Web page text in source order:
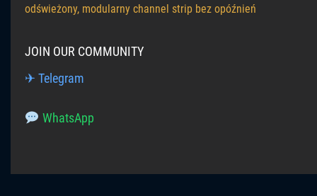
odświeżony, modularny channel strip bez opóźnień
JOIN OUR COMMUNITY
✈ Telegram
WhatsApp